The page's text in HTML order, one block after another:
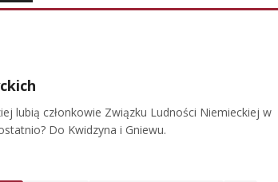
lubią członkowie Związku Ludności Niemieckiej w
Do Kwidzyna i Gniewu.